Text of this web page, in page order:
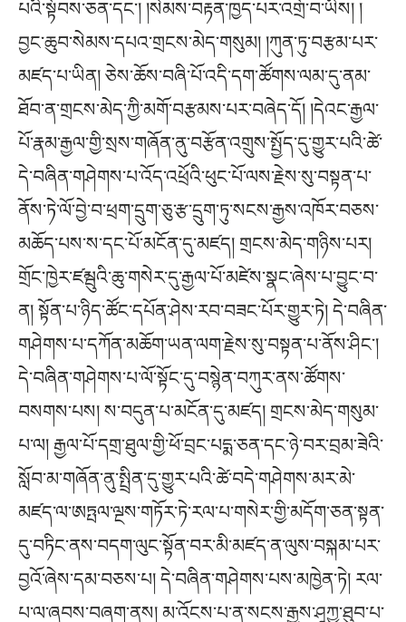
པའི་སྟོབས་ཅན་དང་། །སེམས་བརྟན་ཁྱད་པར་འགྲོ་བ་ཡིས། །
བྱང་ཆུབ་སེམས་དཔའ་གྲངས་མེད་གསུམ། །ཀུན་ཏུ་བརྩམ་པར་
མཛད་པ་ཡིན། ཅེས་ཆོས་བཞི་པོ་འདི་དག་ཚོགས་ལམ་དུ་ནམ་
ཐོབ་ན་གྲངས་མེད་ཀྱི་མགོ་བརྩམས་པར་བཞེད་དོ། །དེའང་རྒྱལ་
པོ་རྣམ་རྒྱལ་གྱི་སྲས་གཞོན་ནུ་བརྩོན་འགྲུས་སྤྱོད་དུ་གྱུར་པའི་ཚེ་
དེ་བཞིན་གཤེགས་པ་འོད་འཕྲོའི་ཕུང་པོ་ལས་རྗེས་སུ་བསྟན་པ་
ནོས་ཏེ་ལོ་བྱེ་བ་ཕྲག་དྲུག་ཅུ་རྩ་དྲུག་ཏུ་སངས་རྒྱས་འཁོར་བཅས་
མཆོད་པས་ས་དང་པོ་མངོན་དུ་མཛད། གྲངས་མེད་གཉིས་པར།
གྲོང་ཁྱེར་ཛམྦུའི་ཆུ་གསེར་དུ་རྒྱལ་པོ་མཛེས་སྣང་ཞེས་པ་བྱུང་བ་
ན། སྟོན་པ་ཉིད་ཚོང་དཔོན་ཤེས་རབ་བཟང་པོར་གྱུར་ཏེ། དེ་བཞིན་
གཤེགས་པ་དཀོན་མཆོག་ཡན་ལག་རྗེས་སུ་བསྟན་པ་ནོས་ཤིང་།
དེ་བཞིན་གཤེགས་པ་ལོ་སྟོང་དུ་བསྙེན་བཀུར་ནས་ཚོགས་
བསགས་པས། ས་བདུན་པ་མངོན་དུ་མཛད། གྲངས་མེད་གསུམ་
པ་ལ། རྒྱལ་པོ་དགྲ་ཐུལ་གྱི་ཕོ་བྲང་པདྨ་ཅན་དང་ཉེ་བར་བྲམ་ཟེའི་
སློབ་མ་གཞོན་ནུ་སྤྲིན་དུ་གྱུར་པའི་ཚེ་བདེ་གཤེགས་མར་མེ་
མཛད་ལ་ཨཏྤལ་ལྔས་གཏོར་ཏེ་རལ་པ་གསེར་གྱི་མདོག་ཅན་སྟན་
དུ་བཏིང་ནས་བདག་ལུང་སྟོན་བར་མི་མཛད་ན་ལུས་བསྐམ་པར་
བྱའོ་ཞེས་དམ་བཅས་པ། དེ་བཞིན་གཤེགས་པས་མཁྱེན་ཏེ། རལ་
པ་ལ་ཞབས་བཞག་ནས། མ་འོངས་པ་ན་སངས་རྒྱས་ཤཱཀྱ་ཐུབ་པ་